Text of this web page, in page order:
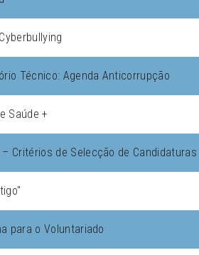
Técnico: Agenda Anticorrupção
Saúde +
– Critérios de Selecção de Candidaturas
para o Voluntariado